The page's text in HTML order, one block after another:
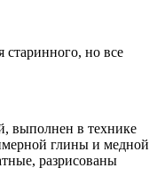
но все
выполнен в технике
глины и медной
разрисованы